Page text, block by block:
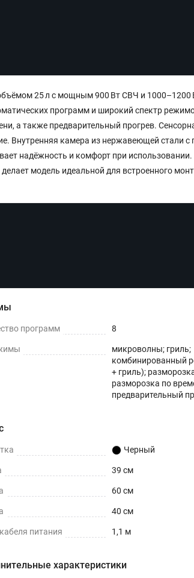
25 л с мощным 900 Вт СВЧ и 1000–1200
программ и широкий спектр
а также предварительный прогрев.
Внутренняя камера из нержавеющей стали с
надёжность и комфорт при использовании.
модель идеальной для встроенного
программ 8
микроволны; гриль;
комбинированный
+ гриль);
разморозка по
предварительный
Черный
39 см
60 см
40 см
питания 1,1 м
характеристики